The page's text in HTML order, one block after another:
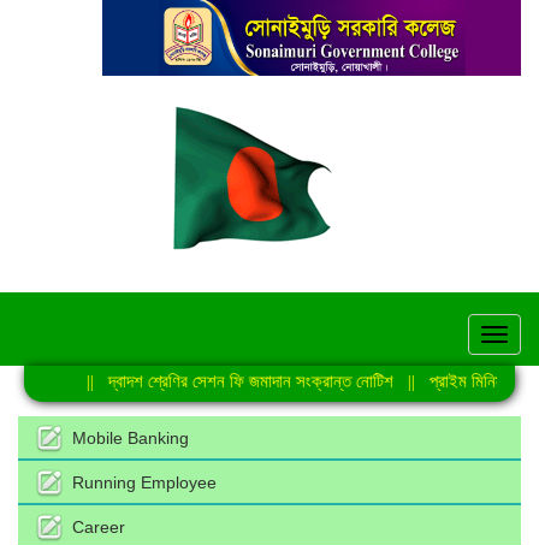
দ্বাদশ শ্রেণির সেশন ফি জমাদান সংক্রান্ত নোটিশ|| প্রাইম মিনিস্টার্স
Mobile Banking
Running Employee
Career